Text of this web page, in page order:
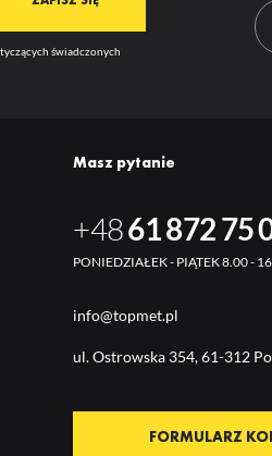
świadczonych
Masz pytanie
+4861 872 75
PONIEDZIAŁEK - PIĄTEK 8.00 -
info@topmet.pl
ul. Ostrowska 354, 61-312
FORMULARZ